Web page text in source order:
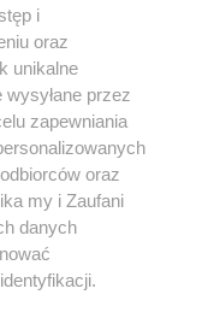
Youtube
i
oraz
unikalne
przez
zapewniania
oraz
my i Zaufani
danych